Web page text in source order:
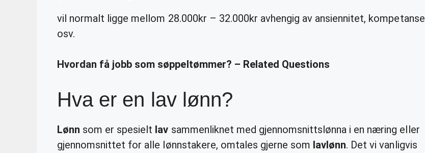
vil normalt ligge mellom 28.000kr – 32.000kr avhengig av ansiennitet, kompetanse
osv.
Hvordan få jobb som søppeltømmer? – Related Questions
Hva er en lav lønn?
Lønn som er spesielt lav sammenliknet med gjennomsnittslønna i en næring eller
gjennomsnittet for alle lønnstakere, omtales gjerne som lavlønn. Det vi vanligvis